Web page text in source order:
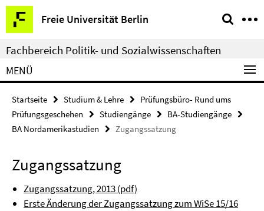
Springe
direkt
zu
Inhalt
Freie Universität Berlin
Service-
Navigation
Fachbereich Politik- und Sozialwissenschaften
MENÜ
Startseite Studium & Lehre
Prüfungsbüro- Rund ums
Prüfungsgeschehen
Studiengänge
BA-Studiengänge
BA Nordamerikastudien
Zugangssatzung
Zugangssatzung
Zugangssatzung, 2013 (pdf)
Erste Änderung der Zugangssatzung zum WiSe 15/16